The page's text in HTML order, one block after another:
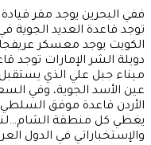
ففي البحرين يوجد مقر
توجد قاعدة العديد
الكويت يوجد معسكر
دويلة الشر الإمارات توجد
ميناء جبل علي الذي
عين الأسد الجوية، وفي
الأردن قاعدة موفق
يغطي كل منطقة الشام…لنا
والإستخباراتي في الدول